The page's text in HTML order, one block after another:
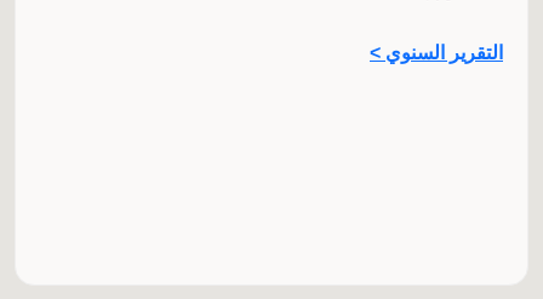
التقرير السنوي >